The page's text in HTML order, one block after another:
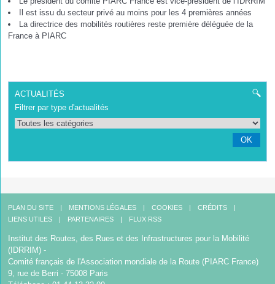
Il est issu du secteur privé au moins pour les 4 premières années
La directrice des mobilités routières reste première déléguée de la
France à PIARC
ACTUALITÉS
Filtrer par type d'actualités
OK
PLAN DU SITE MENTIONS LÉGALES COOKIES
CRÉDITS
LIENS UTILES
PARTENAIRES FLUX RSS
Institut des Routes, des Rues et des Infrastructures pour la Mobilité
(IDRRIM) -
Comité français de l'Association mondiale de la Route (PIARC France)
9, rue de Berri - 75008 Paris